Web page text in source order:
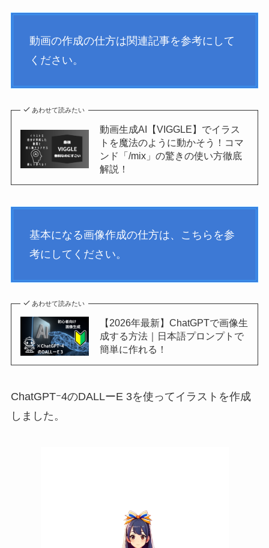
動画の作成の仕方は関連記事を参考にして
ください。
あわせて読みたい
動画生成AI【VIGGLE】でイラス
トを魔法のように動かそう！コマ
ンド「/mix」の驚きの使い方徹底
解説！
基本になる画像作成の仕方は、こちらを参
考にしてください。
あわせて読みたい
【2026年最新】ChatGPTで画像生
成する方法｜日本語プロンプトで
簡単に作れる！
ChatGPTｰ4のDALLーE 3を使ってイラストを作成
しました。